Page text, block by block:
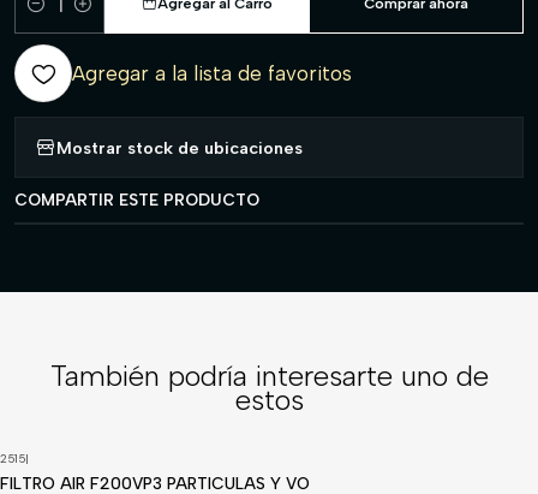
Cantidad
Agregar al Carro Comprar ahora
Agregar a la lista de favoritos
Mostrar stock de ubicaciones
COMPARTIR ESTE PRODUCTO
También podría interesarte uno de
estos
2515|
FILTRO AIR F200VP3 PARTICULAS Y VO